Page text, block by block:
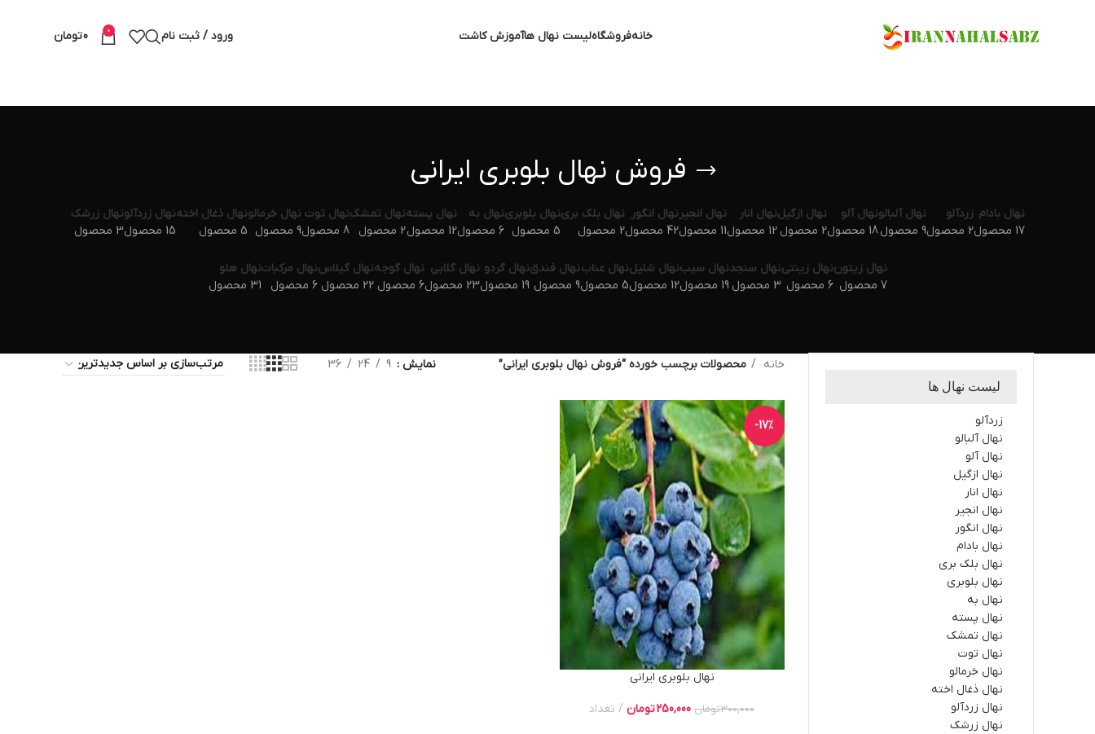
خانهفروشگاهلیست نهال هاآموزش کاشت ورود / ثبت نام 0
0تومان
فروش نهال بلوبری ایرانی
نهال بادام
17 محصول
زردآلو
2 محصول
نهال آلبالو
9 محصول
نهال آلو
18 محصول
نهال ازگیل
2 محصول
نهال انار
12 محصول
نهال انجیر
11 محصول
نهال انگور
42 محصول
نهال بلک بری
2 محصول
نهال بلوبری
5 محصول
نهال به
6 محصول
نهال پسته
12 محصول
نهال تمشک
2 محصول
نهال توت
8 محصول
نهال خرمالو
9 محصول
نهال ذغال اخته
5 محصول
نهال زردآلو
15 محصول
نهال زرشک
3 محصول
نهال زیتون
7 محصول
نهال زینتی
6 محصول
نهال سنجد
3 محصول
نهال سیب
19 محصول
نهال شلیل
12 محصول
نهال عناب
5 محصول
نهال فندق
9 محصول
نهال گردو
19 محصول
نهال گلابی
23 محصول
نهال گوجه
6 محصول
نهال گیلاس
22 محصول
نهال مرکبات
6 محصول
نهال هلو
31 محصول
لیست نهال ها
زردآلو
نهال آلبالو
نهال آلو
نهال ازگیل
نهال انار
نهال انجیر
نهال انگور
نهال بادام
نهال بلک بری
نهال بلوبری
نهال به
نهال پسته
نهال تمشک
نهال توت
نهال خرمالو
نهال ذغال اخته
نهال زردآلو
نهال زرشک
خانه محصولات برچسب خورده “فروش نهال بلوبری ایرانی” نمایش 9
24
36
-17%
نهال بلوبری ایرانی
300,000تومان 250,000تومان تعداد